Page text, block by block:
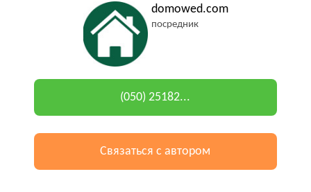
domowed.com
посредник
(050) 25182...
Связаться с автором